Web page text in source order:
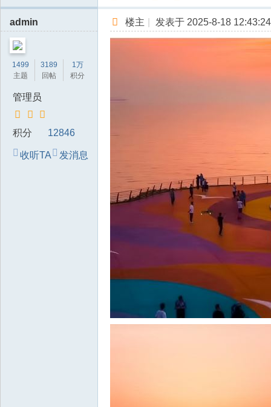
admin
1499
主题
3189
回帖
1万
积分
管理员
积分 12846
收听TA 发消息
楼主 发表于 2025-8-18 12:43:24